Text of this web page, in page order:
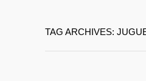
TAG ARCHIVES: